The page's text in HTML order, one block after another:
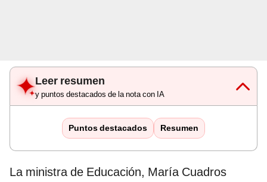
Leer resumen
y puntos destacados de la nota con IA
Puntos destacados Resumen
La ministra de Educación, María Cuadros